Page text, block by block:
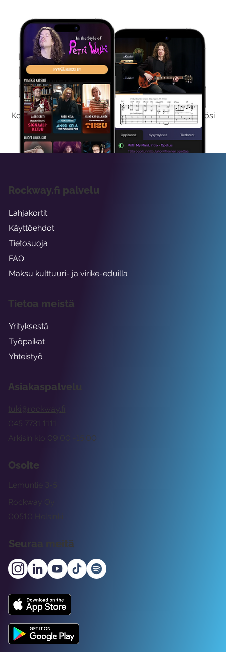
Kokeile Ilmaiseksi
Kokeilemalla ilmaiseksi saat koko sisältömme käyttöösi
viikon ajaksi.
Asiakaspalvelu
tuki@rockway.fi
Arkisin klo 09:00 -15:00
045 7731 1111
Osoite
Rockway Oy
Lemuntie 3-5
00510 Helsinki
Seuraa meitä
Rockway.fi palvelu
Lahjakortit
Käyttöehdot
Tietosuoja
FAQ
Maksu kulttuuri- ja virike-eduilla
Tietoa meistä
Yrityksestä
Työpaikat
Yhteistyö